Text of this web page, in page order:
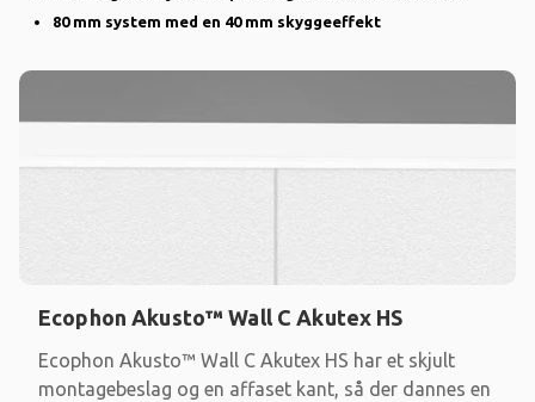
80 mm system med en 40 mm skyggeeffekt
Ecophon Akusto™ Wall C Akutex HS
Ecophon Akusto™ Wall C Akutex HS har et skjult
montagebeslag og en affaset kant, så der dannes en